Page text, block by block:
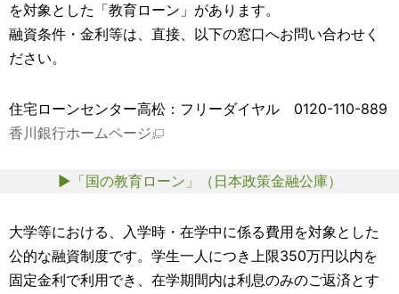
を対象とした「教育ローン」があります。
融資条件・金利等は、直接、以下の窓口へお問い合わせく
ださい。
住宅ローンセンター高松：フリーダイヤル 0120-110-889
香川銀行ホームページ
▶「国の教育ローン」（日本政策金融公庫）
大学等における、入学時・在学中に係る費用を対象とした
公的な融資制度です。学生一人につき上限350万円以内を
固定金利で利用でき、在学期間内は利息のみのご返済とす